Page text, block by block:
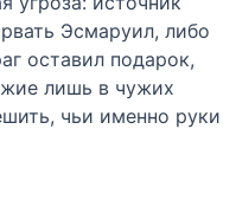
Эсмаруил, либо
оставил подарок,
лишь в чужих
чьи именно руки